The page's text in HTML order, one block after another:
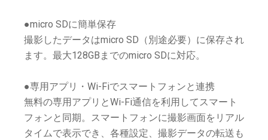
●micro SDに簡単保存
撮影したデータはmicro SD（別途必要）に保存され
ます。最大128GBまでのmicro SDに対応。
●専用アプリ・Wi-Fiでスマートフォンと連携
無料の専用アプリとWi-Fi通信を利用してスマート
フォンと同期。スマートフォンに撮影画面をリアル
タイムで表示でき、各種設定、撮影データの転送も